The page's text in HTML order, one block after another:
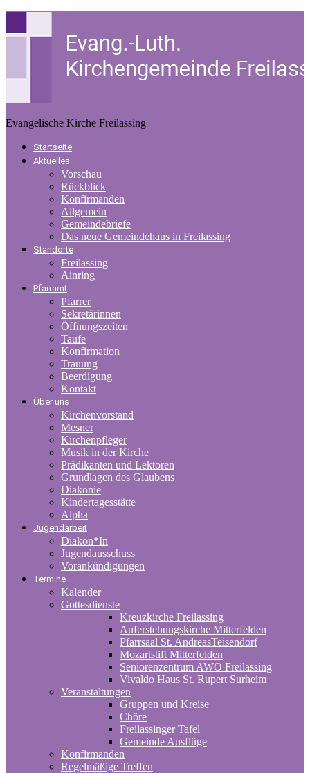
Evangelische Kirche Freilassing
Startseite
Aktuelles
Vorschau
Rückblick
Konfirmanden
Allgemein
Gemeindebriefe
Das neue Gemeindehaus in Freilassing
Standorte
Freilassing
Ainring
Pfarramt
Pfarrer
Sekretärinnen
Öffnungszeiten
Taufe
Konfirmation
Trauung
Beerdigung
Kontakt
Über uns
Kirchenvorstand
Mesner
Kirchenpfleger
Musik in der Kirche
Prädikanten und Lektoren
Grundlagen des Glaubens
Diakonie
Kindertagesstätte
Alpha
Jugendarbeit
Diakon*In
Jugendausschuss
Vorankündigungen
Termine
Kalender
Gottesdienste
Kreuzkirche Freilassing
Auferstehungskirche Mitterfelden
Pfarrsaal St. AndreasTeisendorf
Mozartstift Mitterfelden
Seniorenzentrum AWO Freilassing
Vivaldo Haus St. Rupert Surheim
Veranstaltungen
Gruppen und Kreise
Chöre
Freilassinger Tafel
Gemeinde Ausflüge
Konfirmanden
Regelmäßige Treffen